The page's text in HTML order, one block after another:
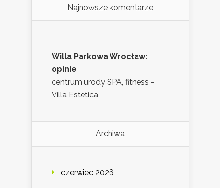
Najnowsze komentarze
Willa Parkowa Wrocław:
opinie
centrum urody SPA, fitness -
Villa Estetica
Archiwa
czerwiec 2026